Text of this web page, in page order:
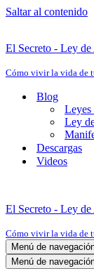
Saltar al contenido
El Secreto - Ley
Cómo vivir la vida de
Blog
Leyes
Ley
Descargas
Videos
El Secreto - Ley
Cómo vivir la vida de
Menú de
Menú de